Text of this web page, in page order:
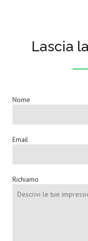
Lascia
Nome
Email
Richiamo